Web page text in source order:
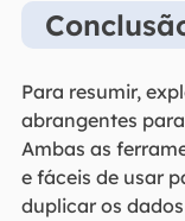
Para resumir,
abrangentes para
Ambas as
e fáceis de usar
duplicar os